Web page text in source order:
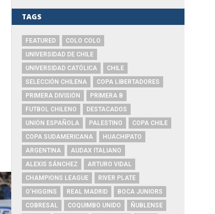
TAGS
FEATURED
COLO COLO
UNIVERSIDAD DE CHILE
UNIVERSIDAD CATÓLICA
CHILE
SELECCIÓN CHILENA
COPA LIBERTADORES
PRIMERA DIVISIÓN
PRIMERA B
FUTBOL CHILENO
DESTACADOS
UNIÓN ESPAÑOLA
PALESTINO
COPA CHILE
COPA SUDAMERICANA
HUACHIPATO
ARGENTINA
AUDAX ITALIANO
ALEXIS SÁNCHEZ
ARTURO VIDAL
CHAMPIONS LEAGUE
RIVER PLATE
O'HIGGINS
REAL MADRID
BOCA JUNIORS
COBRESAL
COQUIMBO UNIDO
ÑUBLENSE